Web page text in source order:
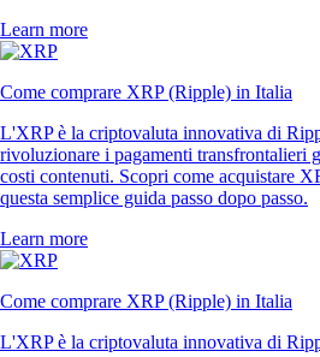
Learn more
Come comprare XRP (Ripple) in Italia
L'XRP è la criptovaluta innovativa di
rivoluzionare i pagamenti transfrontalieri
costi contenuti. Scopri come acquistare
questa semplice guida passo dopo passo.
Learn more
Come comprare XRP (Ripple) in Italia
L'XRP è la criptovaluta innovativa di